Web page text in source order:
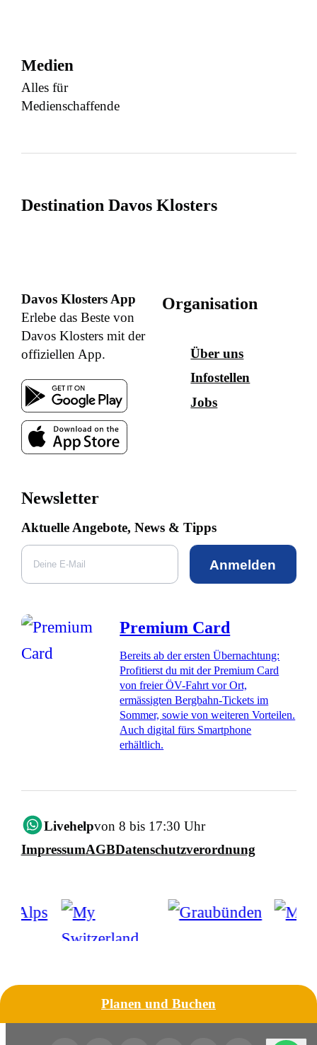
Medien
Alles für
Medienschaffende
Destination Davos Klosters
Davos Klosters App
Erlebe das Beste von
Davos Klosters mit der
offiziellen App.
Organisation
Über uns
Infostellen
Jobs
Newsletter
Aktuelle Angebote, News & Tipps
Anmelden
Premium Card
Bereits ab der ersten Übernachtung:
Profitierst du mit der Premium Card
von freier ÖV-Fahrt vor Ort,
ermässigten Bergbahn-Tickets im
Sommer, sowie von weiteren Vorteilen.
Auch digital fürs Smartphone
erhältlich.
Livehelpvon 8 bis 17:30 Uhr
ImpressumAGBDatenschutzverordnung
Planen und Buchen